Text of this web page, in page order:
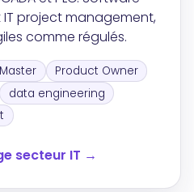
project management,
comme régulés.
Product Owner
data engineering
secteur IT →